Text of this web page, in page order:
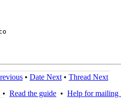
• Date Next • Thread Next
Read the guide • Help for mailing